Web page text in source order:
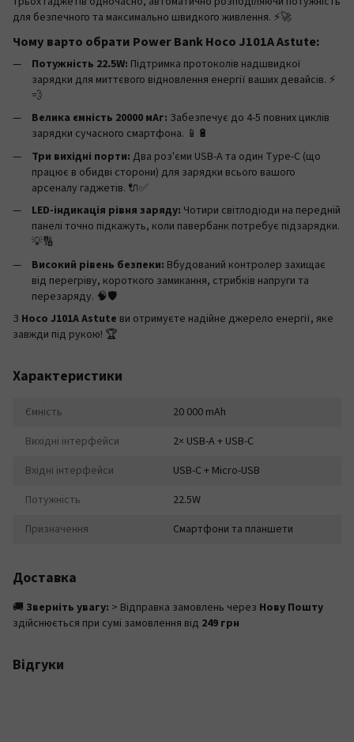
для безпечного та максимально швидкого живлення. ⚡️🚀
Чому варто обрати Power Bank Hoco J101A Astute:
Потужність 22.5W: Підтримка протоколів надшвидкої
зарядки для миттєвого відновлення енергії ваших девайсів. ⚡️
💨
Велика ємність 20000 мАг: Забезпечує до 4-5 повних циклів
зарядки сучасного смартфона. 📱🔋
Три вихідні порти: Два роз'єми USB-A та один Type-C (що
працює в обидві сторони) для зарядки всього вашого
арсеналу гаджетів. 🔌✅
LED-індикація рівня заряду: Чотири світлодіоди на передній
панелі точно підкажуть, коли павербанк потребує підзарядки.
💡🔢
Високий рівень безпеки: Вбудований контролер захищає
від перегріву, короткого замикання, стрибків напруги та
перезаряду. 🧠🛡️
З Hoco J101A Astute ви отримуєте надійне джерело енергії, яке
завжди під рукою! 🏆
Характеристики
Ємність
20 000 mAh
Вихідні інтерфейси
2× USB-A + USB-C
Вхідні інтерфейси
USB-C + Micro-USB
Потужність
22.5W
Призначення
Смартфони та планшети
Доставка
🚚 Зверніть увагу: > Відправка замовлень через Нову Пошту
здійснюється при сумі замовлення від 249 грн
Відгуки